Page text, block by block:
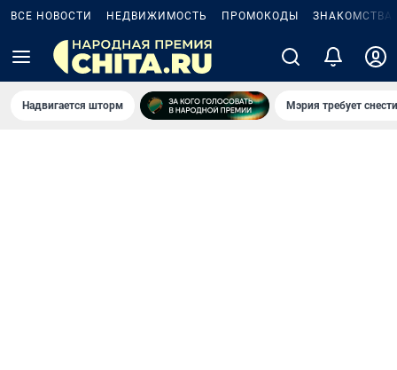
ВСЕ НОВОСТИ НЕДВИЖИМОСТЬ ПРОМОКОДЫ ЗНАКОМСТВА
Надвигается шторм Мэрия требует